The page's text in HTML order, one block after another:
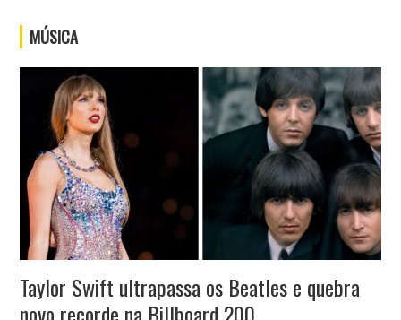
MÚSICA
Taylor Swift ultrapassa os Beatles e quebra